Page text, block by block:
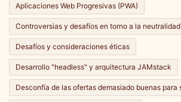
Aplicaciones Web Progresivas (PWA)
Controversias y desafíos en torno a la
Desafíos y consideraciones éticas
Desarrollo "headless" y arquitectura JAMstack
Desconfía de las ofertas demasiado buenas para